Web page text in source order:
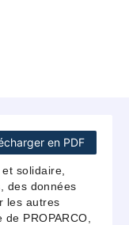
en PDF
solidaire,
des données
les autres
PROPARCO,